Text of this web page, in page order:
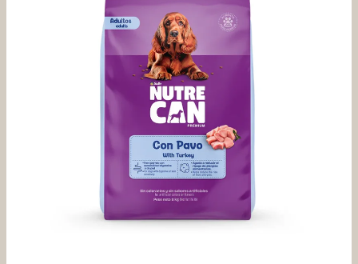
desde
$ 23.141
hasta
$ 189.295